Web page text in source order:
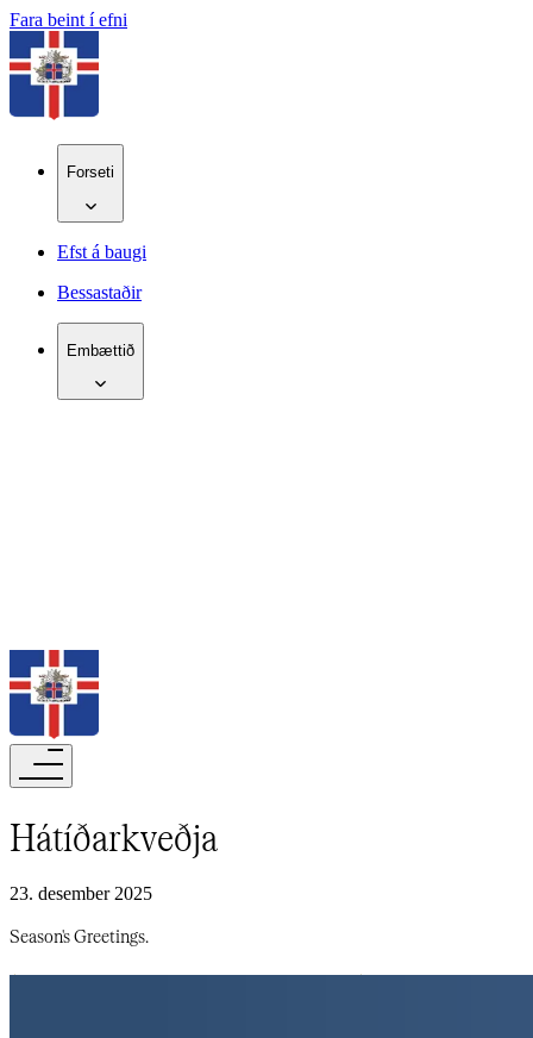
Fara beint í efni
Forseti
Efst á baugi
Bessastaðir
Embættið
Hátíðarkveðja​​​​‌ ‍ ​‍​‍‌‍ ‌ ​‍‌‍‍‌‌‍‌ ‌‍‍‌‌‍ ‍​‍​‍​ ‍‍​‍​‍‌ ​ ‌‍​‌‌‍ ‍‌‍‍‌‌ ‌​‌ ‍‌​‍ ‍‌‍‍‌‌‍ ​‍​‍​‍ ​​‍​‍‌‍‍​‌ ​‍‌‍‌‌‌‍‌‍​‍​‍​ ‍‍​‍​‍‌‍‍​‌ ‌​‌ ‌​‌ ​​‌ ​ ​‍ ​‍ ‌‍‌‍‌‍ ‌ ​‍‌ ​ ‌‍‌‌‌ ‌​‌‍‍‌​‍ ‌‌‍‍‌‌ ​ ‌‍ ​‌‍​‌‌‍ ‍‌‍‌​‌ ​ ​‍ ‍‌ ‌‍‌‍‌‌‌ ​‍‌‍​ ‌‍‌‌‌‍ ​​‍ ‍‌‍​‌‌ ​​‌ ​​​‍ ‌ ​ ‌ ‌​‌ ‌‌‌‍‌​‌‍‍‌‌‍ ​‍ ‌‍‍‌‌‍ ‍‌ ‌​‌‍‌‌‌‍ ‍‌ ‌​​‍ ‌‍‌‌‌‍‌​‌‍‍‌‌ ‌​​‍ ‌‍ ‌‌‍ ‌‍‌​‌‍‌‌​ ‌‌ ​​‌ ​‍‌‍‌‌‌ ​ ‌‍‌‌‌‍ ‍‌ ‌​‌‍​‌‌ ‌​‌‍‍‌‌‍ ‌‍ ‍​ ‍ ‌‍‍‌‌‍‌​​ ‌‌‍‍​‌ ‌ ‌​ ‍‌ ​​‌​​‌‌‌‍‍‌ ‌ ‌‍‍‍‌‍‍​‌‍‌​‌‌‌‌‌‍‌‍‌‍‍‍‌‍ ‌‌ ‌‍‌​‍‍‌​ ‌‌‌‍‌‌‍‌‌‌​‍ ‌‍‌ ​ ​​​ ‍ ‌ ‌​‌ ‍‌‌ ​​‌‍‌‌​ ‌‌‍ ‍‌‍‌‌‌ ‌ ‌ ​ ​ ‍ ‌ ​​‌‍​‌‌ ‌​‌‍‍​​ ‌‌ ‌​‌‍‍‌‌ ‌​‌‍ ​‌‍‌‌​ ‌‍​‍‌‍​‌‌ ​ ‌‍‌‌‌‌‌‌‌ ​‍‌‍ ​​ ‌‌‍‍​‌ ‌​‌ ‌​‌ ​​‌ ​ ​‍‌‌​ ​‍‌​‌‍​‍‌‌​ ​‍‌​‌‍‌‍‌‍‌‍ ‌ ​‍‌ ​ ‌‍‌‌‌ ‌​‌‍‍‌​‍ ‌‌‍‍‌‌ ​ ‌‍ ​‌‍​‌‌‍ ‍‌‍‌​‌ ​ ​‍ ‍‌ ‌‍‌‍‌‌‌ ​‍‌‍​ ‌‍‌‌‌‍ ​​‍ ‍‌‍​‌‌ ​​‌ ​​​‍‌‌​ ​‍‌​‌‍‌ ​ ‌ ‌​‌ ‌‌‌‍‌​‌‍‍‌‌‍ ​‍‌‍‌‍‍‌‌‍‌​​ ‌‌‍‍​‌ ‌ ‌​ ‍‌ ​​‌​​‌‌‌‍‍‌ ‌ ‌‍‍‍‌‍‍​‌‍‌​‌‌‌‌‌‍‌‍‌‍‍‍‌‍ ‌‌ ‌‍‌​‍‍‌​ ‌‌‌‍‌‌‍‌‌‌​‍ ‌‍‌ ​ ​​​‍‌‍‌ ‌​‌ ‍‌‌ ​​‌‍‌‌​ ‌‌‍ ‍‌‍‌‌‌ ‌ ‌ ​ ​‍‌‍‌ ​​‌‍​‌‌ ‌​‌‍‍​​ ‌‌ ‌​‌‍‍‌‌ ‌​‌‍ ​‌‍‌‌​‍‌‍‌ ​​‌‍‌‌‌ ​‍‌ ​ ‌ ​​‌‍‌‌‌‍​ ‌ ‌​‌‍‍‌‌ ‌‍‌‍‌‌​ ‌‌ ​​‌ ‌‌‌‍​‍‌‍ ​‌‍‍‌‌ ​ ‌‍‍​‌‍‌‌‌‍‌​​‍​‍‌ ‌
23. desember 2025
Season's Greetings.​​​​‌ ‍ ​‍​‍‌‍ ‌ ​‍‌‍‍‌‌‍‌ ‌‍‍‌‌‍ ‍​‍​‍​ ‍‍​‍​‍‌ ​ ‌‍​‌‌‍ ‍‌‍‍‌‌ ‌​‌ ‍‌​‍ ‍‌‍‍‌‌‍ ​‍​‍​‍ ​​‍​‍‌‍‍​‌ ​‍‌‍‌‌‌‍‌‍​‍​‍​ ‍‍​‍​‍‌‍‍​‌ ‌​‌ ‌​‌ ​​‌ ​ ​‍ ​‍ ‌‍‌‍‌‍ ‌ ​‍‌ ​ ‌‍‌‌‌ ‌​‌‍‍‌​‍ ‌‌‍‍‌‌ ​ ‌‍ ​‌‍​‌‌‍ ‍‌‍‌​‌ ​ ​‍ ‍‌ ‌‍‌‍‌‌‌ ​‍‌‍​ ‌‍‌‌‌‍ ​​‍ ‍‌‍​‌‌ ​​‌ ​​​‍ ‌ ​ ‌ ‌​‌ ‌‌‌‍‌​‌‍‍‌‌‍ ​‍ ‌‍‍‌‌‍ ‍‌ ‌​‌‍‌‌‌‍ ‍‌ ‌​​‍ ‌‍‌‌‌‍‌​‌‍‍‌‌ ‌​​‍ ‌‍ ‌‌‍ ‌‍‌​‌‍‌‌​ ‌‌ ​​‌ ​‍‌‍‌‌‌ ​ ‌‍‌‌‌‍ ‍‌ ‌​‌‍​‌‌ ‌​‌‍‍‌‌‍ ‌‍ ‍​ ‍ ‌‍‍‌‌‍‌​​ ‌‌‍‍​‌ ‌ ‌​ ‍‌ ​​‌​​‌‌‌‍‍‌ ‌ ‌‍‍‍‌‍‍​‌‍‌​‌‌‌‌‌‍‌‍‌‍‍‍‌‍ ‌‌ ‌‍‌​‍‍‌​ ‌‌‌‍‌‌‍‌‌‌​‍ ‌‍‌ ​ ​​​ ‍ ‌ ‌​‌ ‍‌‌ ​​‌‍‌‌​ ‌‌‍ ‍‌‍‌‌‌ ‌ ‌ ​ ​ ‍ ‌ ​​‌‍​‌‌ ‌​‌‍‍​​ ‌‌‍‌​‌‍‌‌‌ ​ ‌‍​ ‌ ​‍‌‍‍‌‌ ​​‌ ‌​‌‍‍‌‌‍ ‌‍ ‍​ ‌‍​‍‌‍​‌‌ ​ ‌‍‌‌‌‌‌‌‌ ​‍‌‍ ​​ ‌‌‍‍​‌ ‌​‌ ‌​‌ ​​‌ ​ ​‍‌‌​ ​‍‌​‌‍​‍‌‌​ ​‍‌​‌‍‌‍‌‍‌‍ ‌ ​‍‌ ​ ‌‍‌‌‌ ‌​‌‍‍‌​‍ ‌‌‍‍‌‌ ​ ‌‍ ​‌‍​‌‌‍ ‍‌‍‌​‌ ​ ​‍ ‍‌ ‌‍‌‍‌‌‌ ​‍‌‍​ ‌‍‌‌‌‍ ​​‍ ‍‌‍​‌‌ ​​‌ ​​​‍‌‌​ ​‍‌​‌‍‌ ​ ‌ ‌​‌ ‌‌‌‍‌​‌‍‍‌‌‍ ​‍‌‍‌‍‍‌‌‍‌​​ ‌‌‍‍​‌ ‌ ‌​ ‍‌ ​​‌​​‌‌‌‍‍‌ ‌ ‌‍‍‍‌‍‍​‌‍‌​‌‌‌‌‌‍‌‍‌‍‍‍‌‍ ‌‌ ‌‍‌​‍‍‌​ ‌‌‌‍‌‌‍‌‌‌​‍ ‌‍‌ ​ ​​​‍‌‍‌ ‌​‌ ‍‌‌ ​​‌‍‌‌​ ‌‌‍ ‍‌‍‌‌‌ ‌ ‌ ​ ​‍‌‍‌ ​​‌‍​‌‌ ‌​‌‍‍​​ ‌‌‍‌​‌‍‌‌‌ ​ ‌‍​ ‌ ​‍‌‍‍‌‌ ​​‌ ‌​‌‍‍‌‌‍ ‌‍ ‍​‍‌‍‌ ​​‌‍‌‌‌ ​‍‌ ​ ‌ ​​‌‍‌‌‌‍​ ‌ ‌​‌‍‍‌‌ ‌‍‌‍‌‌​ ‌‌ ​​‌ ‌‌‌‍​‍‌‍ ​‌‍‍‌‌ ​ ‌‍‍​‌‍‌‌‌‍‌​​‍​‍‌ ‌